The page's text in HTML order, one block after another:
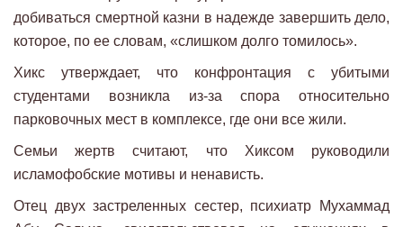
добиваться смертной казни в надежде завершить дело,
которое, по ее словам, «слишком долго томилось».
Хикс утверждает, что конфронтация с убитыми
студентами возникла из-за спора относительно
парковочных мест в комплексе, где они все жили.
Семьи жертв считают, что Хиксом руководили
исламофобские мотивы и ненависть.
Отец двух застреленных сестер, психиатр Мухаммад